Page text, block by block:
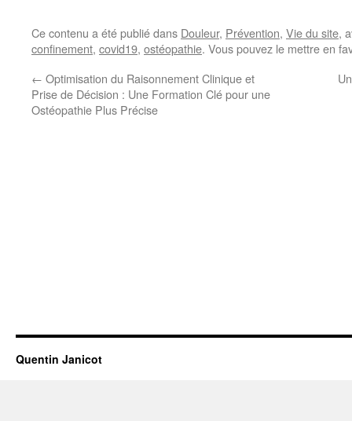
Ce contenu a été publié dans Douleur, Prévention, Vie du site,
confinement, covid19, ostéopathie. Vous pouvez le mettre en
← Optimisation du Raisonnement Clinique et
Prise de Décision : Une Formation Clé pour une
Ostéopathie Plus Précise
Quentin Janicot